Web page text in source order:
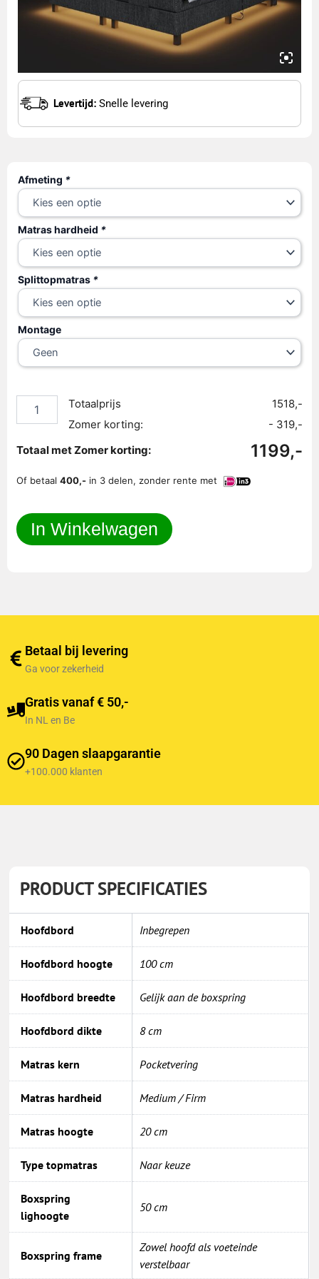
Levertijd: Snelle levering
Afmeting *
Matras hardheid *
Splittopmatras *
Montage
Black
Friday
Boxspring
Elektrisch
aantal
Totaalprijs
1518,-
Zomer korting:
- 319,-
Totaal met Zomer korting:
1199,-
Of betaal 400,-in 3 delen, zonder rente met
In Winkelwagen
Betaal bij levering
Ga voor zekerheid
Gratis vanaf € 50,-
In NL en Be
90 Dagen slaapgarantie
+100.000 klanten
PRODUCT SPECIFICATIES
Hoofdbord Inbegrepen
Hoofdbord hoogte 100 cm
Hoofdbord breedte Gelijk aan de boxspring
Hoofdbord dikte 8 cm
Matras kern Pocketvering
Matras hardheid Medium / Firm
Matras hoogte 20 cm
Type topmatras Naar keuze
Boxspring
lighoogte
50 cm
Boxspring frame
Zowel hoofd als voeteinde
verstelbaar